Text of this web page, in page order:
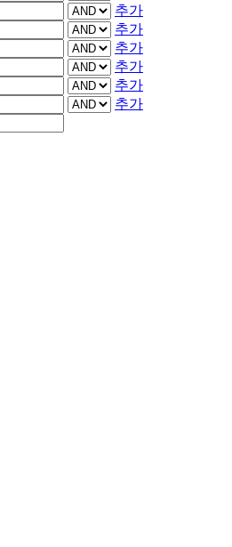
추가
추가
추가
추가
추가
추가